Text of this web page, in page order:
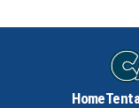
Home